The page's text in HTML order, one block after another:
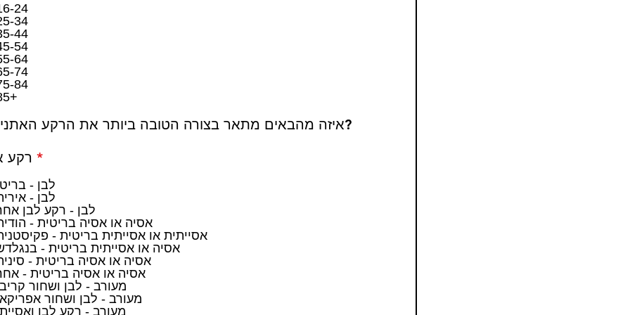
24
34
44
54
64
74
84
איזה מהבאים מתאר בצורה הטובה ביותר את הרקע האתני שלך?
רקע *ח
ב
ה
לבן -
לבן -
לבן - רקע לבן
אסיה או אסיה בריטית -
אסייתית או אסייתית בריטית -
אסיה או אסייתית בריטית -
אסיה או אסיה בריטית -
אסיה או אסיה בריטית -
מעורב - לבן ושחור
מעורב - לבן ושחור
מעורב - רקע לבן